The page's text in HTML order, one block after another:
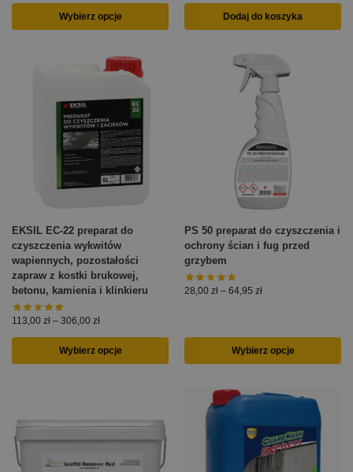
Wybierz opcje Dodaj do koszyka
EKSIL EC-22 preparat do
czyszczenia wykwitów
wapiennych, pozostałości
zapraw z kostki brukowej,
betonu, kamienia i klinkieru
113,00 zł – 306,00 zł
Wybierz opcje
PS 50 preparat do czyszczenia i
ochrony ścian i fug przed
grzybem
28,00 zł – 64,95 zł
Wybierz opcje